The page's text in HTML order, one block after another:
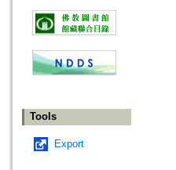
Tools
Export